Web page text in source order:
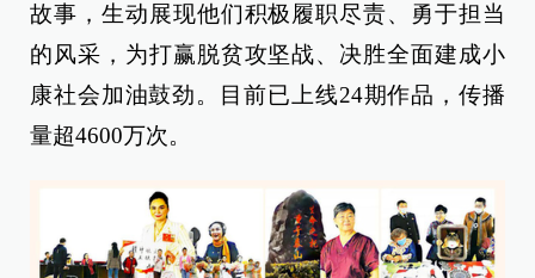
故事，生动展现他们积极履职尽责、勇于担当
的风采，为打赢脱贫攻坚战、决胜全面建成小
康社会加油鼓劲。目前已上线24期作品，传播
量超4600万次。